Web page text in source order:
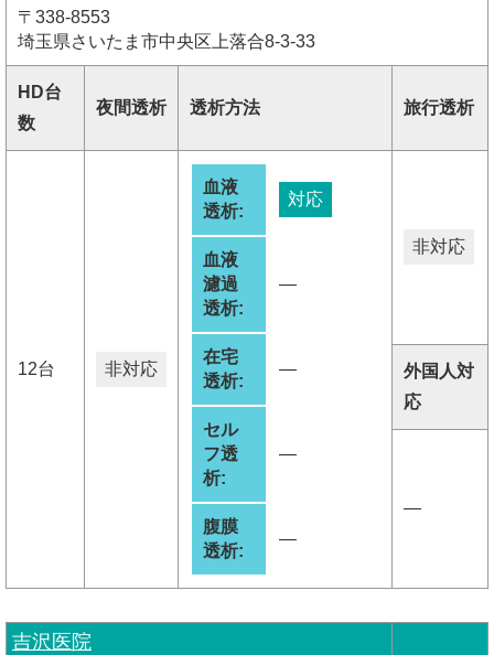
〒338-8553
埼玉県さいたま市中央区上落合8-3-33
HD台
数
夜間透析 透析方法 旅行透析
12台 非対応
血液
透析:
対応
血液
濾過
透析:
―
在宅
透析:
―
セル
フ透
析:
―
腹膜
透析:
―
非対応
外国人対
応
―
吉沢医院